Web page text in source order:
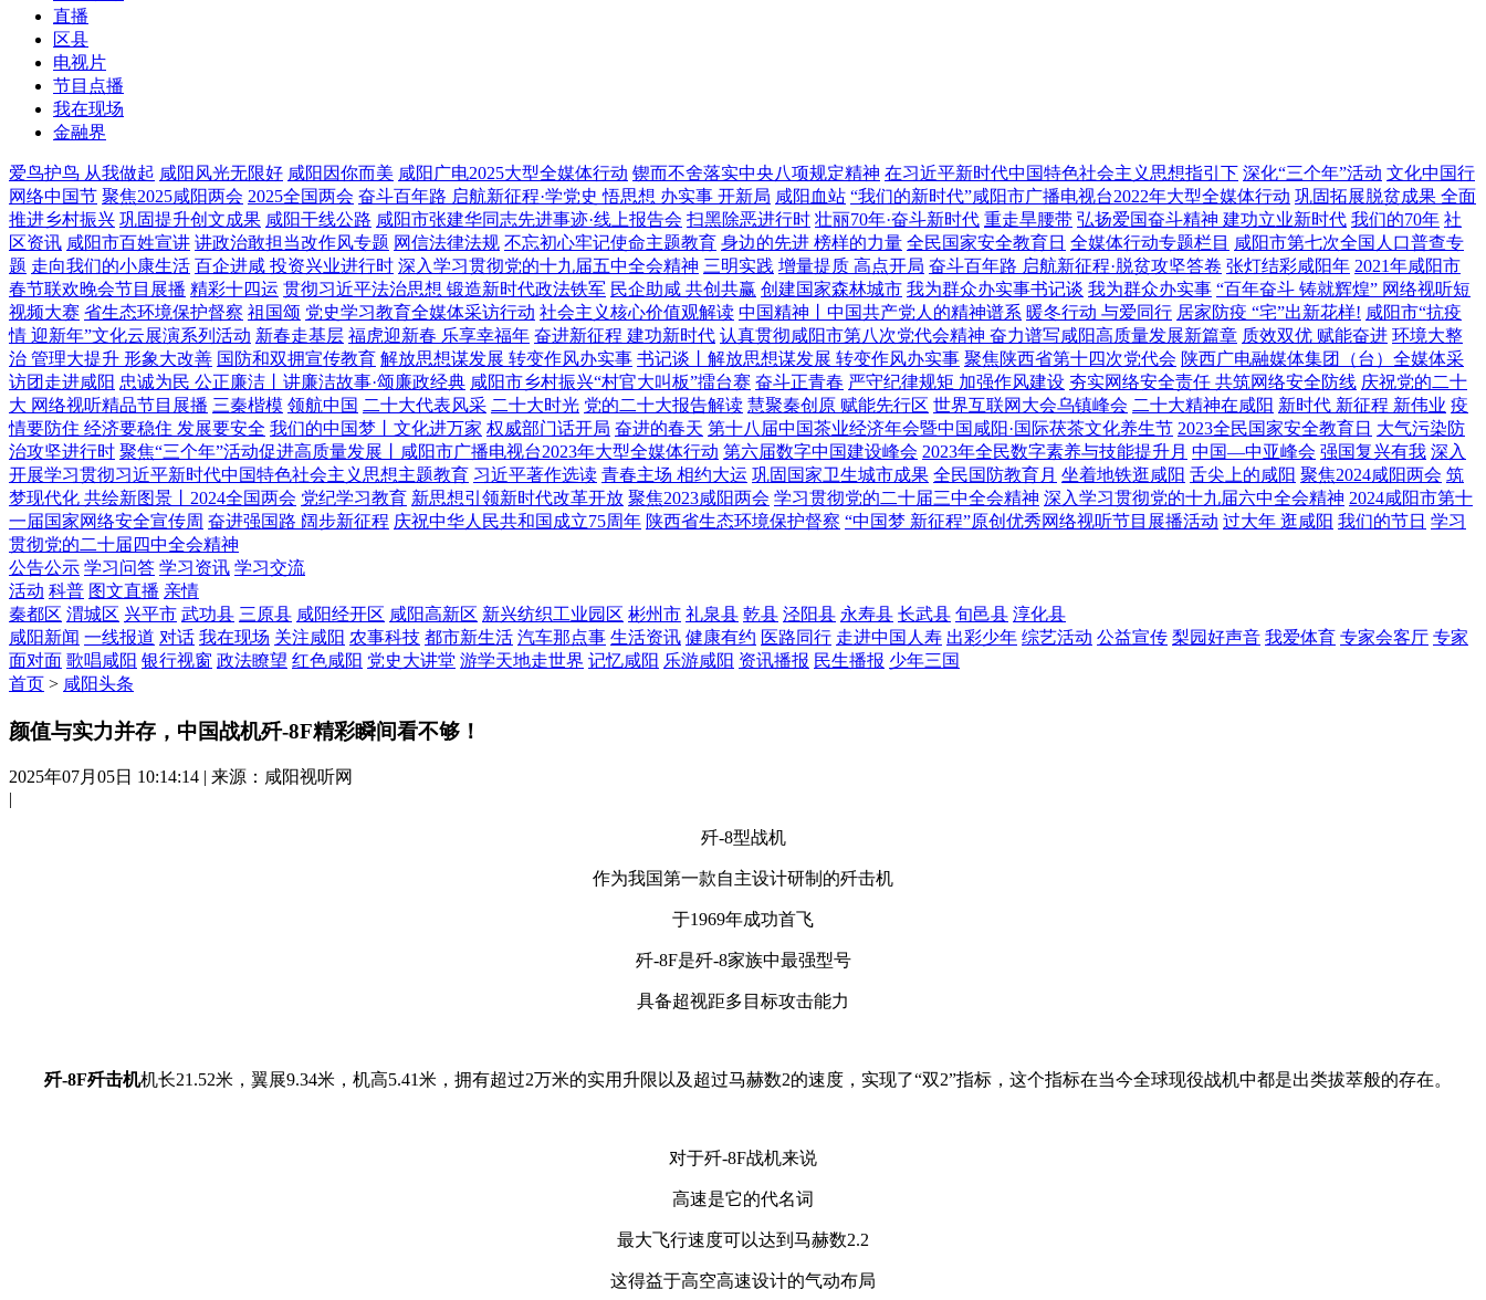
直播
区县
电视片
节目点播
我在现场
金融界
爱鸟护鸟 从我做起 咸阳风光无限好 咸阳因你而美 咸阳广电2025大型全媒体行动 锲而不舍落实中央八项规定精神 在习近平新时代中国特色社会主义思想指引下 深化“三个年”活动 文化中国行
网络中国节 聚焦2025咸阳两会 2025全国两会 奋斗百年路 启航新征程·学党史 悟思想 办实事 开新局 咸阳血站 “我们的新时代”咸阳市广播电视台2022年大型全媒体行动 巩固拓展脱贫成果 全面
推进乡村振兴 巩固提升创文成果 咸阳干线公路 咸阳市张建华同志先进事迹·线上报告会 扫黑除恶进行时 壮丽70年·奋斗新时代 重走旱腰带 弘扬爱国奋斗精神 建功立业新时代 我们的70年 社
区资讯 咸阳市百姓宣讲 讲政治敢担当改作风专题 网信法律法规 不忘初心牢记使命主题教育 身边的先进 榜样的力量 全民国家安全教育日 全媒体行动专题栏目 咸阳市第七次全国人口普查专
题 走向我们的小康生活 百企进咸 投资兴业进行时 深入学习贯彻党的十九届五中全会精神 三明实践 增量提质 高点开局 奋斗百年路 启航新征程·脱贫攻坚答卷 张灯结彩咸阳年 2021年咸阳市
春节联欢晚会节目展播 精彩十四运 贯彻习近平法治思想 锻造新时代政法铁军 民企助咸 共创共赢 创建国家森林城市 我为群众办实事书记谈 我为群众办实事 “百年奋斗 铸就辉煌” 网络视听短
视频大赛 省生态环境保护督察 祖国颂 党史学习教育全媒体采访行动 社会主义核心价值观解读 中国精神丨中国共产党人的精神谱系 暖冬行动 与爱同行 居家防疫 “宅”出新花样! 咸阳市“抗疫
情 迎新年”文化云展演系列活动 新春走基层 福虎迎新春 乐享幸福年 奋进新征程 建功新时代 认真贯彻咸阳市第八次党代会精神 奋力谱写咸阳高质量发展新篇章 质效双优 赋能奋进 环境大整
治 管理大提升 形象大改善 国防和双拥宣传教育 解放思想谋发展 转变作风办实事 书记谈丨解放思想谋发展 转变作风办实事 聚焦陕西省第十四次党代会 陕西广电融媒体集团（台）全媒体采
访团走进咸阳 忠诚为民 公正廉洁丨讲廉洁故事·颂廉政经典 咸阳市乡村振兴“村官大叫板”擂台赛 奋斗正青春 严守纪律规矩 加强作风建设 夯实网络安全责任 共筑网络安全防线 庆祝党的二十
大 网络视听精品节目展播 三秦楷模 领航中国 二十大代表风采 二十大时光 党的二十大报告解读 慧聚秦创原 赋能先行区 世界互联网大会乌镇峰会 二十大精神在咸阳 新时代 新征程 新伟业 疫
情要防住 经济要稳住 发展要安全 我们的中国梦丨文化进万家 权威部门话开局 奋进的春天 第十八届中国茶业经济年会暨中国咸阳·国际茯茶文化养生节 2023全民国家安全教育日 大气污染防
治攻坚进行时 聚焦“三个年”活动促进高质量发展丨咸阳市广播电视台2023年大型全媒体行动 第六届数字中国建设峰会 2023年全民数字素养与技能提升月 中国—中亚峰会 强国复兴有我 深入
开展学习贯彻习近平新时代中国特色社会主义思想主题教育 习近平著作选读 青春主场 相约大运 巩固国家卫生城市成果 全民国防教育月 坐着地铁逛咸阳 舌尖上的咸阳 聚焦2024咸阳两会 筑
梦现代化 共绘新图景丨2024全国两会 党纪学习教育 新思想引领新时代改革开放 聚焦2023咸阳两会 学习贯彻党的二十届三中全会精神 深入学习贯彻党的十九届六中全会精神 2024咸阳市第十
一届国家网络安全宣传周 奋进强国路 阔步新征程 庆祝中华人民共和国成立75周年 陕西省生态环境保护督察 “中国梦 新征程”原创优秀网络视听节目展播活动 过大年 逛咸阳 我们的节日 学习
贯彻党的二十届四中全会精神
公告公示 学习问答 学习资讯 学习交流
活动 科普 图文直播 亲情
秦都区 渭城区 兴平市 武功县 三原县 咸阳经开区 咸阳高新区 新兴纺织工业园区 彬州市 礼泉县 乾县 泾阳县 永寿县 长武县 旬邑县 淳化县
咸阳新闻 一线报道 对话 我在现场 关注咸阳 农事科技 都市新生活 汽车那点事 生活资讯 健康有约 医路同行 走进中国人寿 出彩少年 综艺活动 公益宣传 梨园好声音 我爱体育 专家会客厅 专家
面对面 歌唱咸阳 银行视窗 政法瞭望 红色咸阳 党史大讲堂 游学天地走世界 记忆咸阳 乐游咸阳 资讯播报 民生播报 少年三国
首页 > 咸阳头条
颜值与实力并存，中国战机歼-8F精彩瞬间看不够！
2025年07月05日 10:14:14 | 来源：咸阳视听网
|
歼-8型战机
作为我国第一款自主设计研制的歼击机
于1969年成功首飞
歼-8F是歼-8家族中最强型号
具备超视距多目标攻击能力
歼-8F歼击机机长21.52米，翼展9.34米，机高5.41米，拥有超过2万米的实用升限以及超过马赫数2的速度，实现了“双2”指标，这个指标在当今全球现役战机中都是出类拔萃般的存在。
对于歼-8F战机来说
高速是它的代名词
最大飞行速度可以达到马赫数2.2
这得益于高空高速设计的气动布局